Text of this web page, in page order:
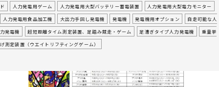
ド
人力発電用ゲーム 人力発電用大型バッテリー蓄電装置
人力発電用大型電力モニター
人力発電用食品加工機
大出力手回し発電機 発電機 発電機用オプション
自走可能な人
力発電機
超短距離タイム測定装置、足踏み競走・ゲーム 足漕ぎタイプ人力発電機
重量挙
げ測定装置（ウエイトリフティングゲーム）